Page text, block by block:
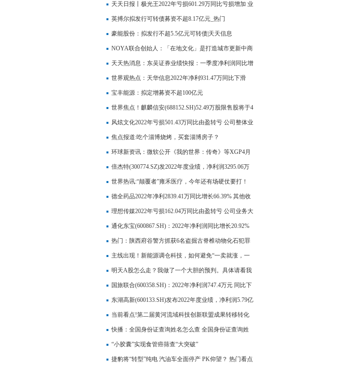
天天报资讯
天天日报丨极光王2022年亏损601.29万同比亏损增加 业
务规模大幅减少
英搏尔拟发行可转债募资不超8.17亿元_热门
豪能股份：拟发行不超5.5亿元可转债|天天信息
NOYA联合创始人：「在地文化」是打造城市更新中商
业空间的核心_热门
天天热消息：东吴证券业绩快报：一季度净利润同比增
长412.84%
世界观热点：天华信息2022年净利931.47万同比下滑
63.11% 其它收益减少
宝丰能源：拟定增募资不超100亿元
世界焦点！麒麟信安(688152.SH)52.49万股限售股将于4
月28日起上市流通
风炫文化2022年亏损501.43万同比由盈转亏 公司整体业
务下降
焦点报道:吃个淄博烧烤，买套淄博房子？
环球新资讯：微软公开《我的世界：传奇》等XGP4月
下旬入库游戏
倍杰特(300774.SZ)发2022年度业绩，净利润3295.06万
元，同比减少81.11%，每10股派1元
世界热讯:“颠覆者”雍禾医疗，今年还有场硬仗要打！
德全药品2022年净利2839.41万同比增长66.39% 其他收
益增加
理想传媒2022年亏损162.04万同比由盈转亏 公司业务大
幅度减少|速看料
通化东宝(600867.SH)：2022年净利润同比增长20.92%
拟10派2.5元_全球今日报
热门：陕西府谷警方抓获6名盗掘古脊椎动物化石犯罪
嫌疑人
主线出现！新能源调仓科技，如何避免“一卖就涨，一
买就套”的魔咒？_世界播报
明天A股怎么走？我做了一个大胆的预判。具体请看我
的手绘预测图。
国旅联合(600358.SH)：2022年净利润747.4万元 同比下
降70.42%
东湖高新(600133.SH)发布2022年度业绩，净利润5.79亿
元，同比增长8.5%，拟10派1.26元 天天视点
当前看点!第二届黄河流域科技创新联盟成果转移转化
对接会举办
快播：全国身份证查询姓名怎么查 全国身份证查询姓
名
“小胶囊”实现食管癌筛查“大突破”
捷豹将“转型”纯电 汽油车全面停产 PK仰望？ 热门看点